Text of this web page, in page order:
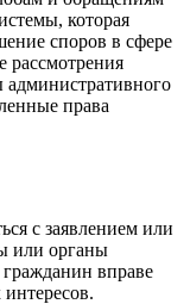
которая
споров в сфере
рассмотрения
права
с заявлением или
или органы
вправе